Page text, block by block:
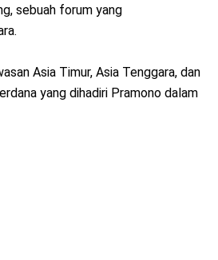
sebuah forum yang
Asia Timur, Asia Tenggara, dan
yang dihadiri Pramono dalam